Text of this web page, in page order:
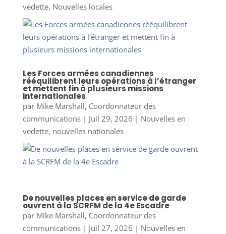
vedette, Nouvelles locales
Les Forces armées canadiennes
rééquilibrent leurs opérations à l’étranger
et mettent fin à plusieurs missions
internationales
par Mike Marshall, Coordonnateur des
communications| Juil 29, 2026 | Nouvelles en
vedette, nouvelles nationales
De nouvelles places en service de garde
ouvrent à la SCRFM de la 4e Escadre
par Mike Marshall, Coordonnateur des
communications| Juil 27, 2026 | Nouvelles en